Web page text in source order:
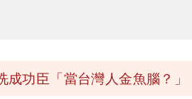
功臣「當台灣人金魚腦？」